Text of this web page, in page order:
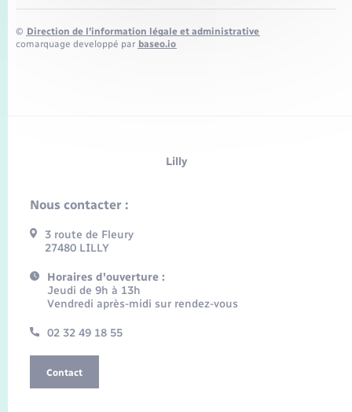
© Direction de l’information légale et administrative
comarquage developpé par baseo.io
Lilly
Nous contacter :
3 route de Fleury
27480 LILLY
Horaires d'ouverture :
Jeudi de 9h à 13h
Vendredi après-midi sur rendez-vous
02 32 49 18 55
Contact